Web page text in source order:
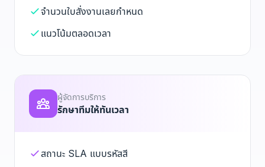
จำนวนใบสั่งงานเลยกำหนด
แนวโน้มตลอดเวลา
ผู้จัดการบริการ
รักษาทีมให้ทันเวลา
สถานะ SLA แบบรหัสสี